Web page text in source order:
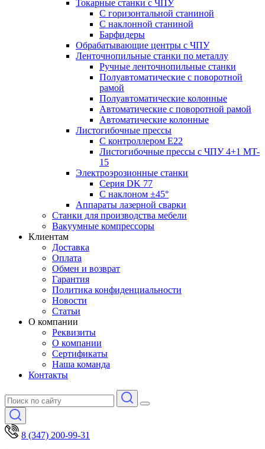
Токарные станки с ЧПУ
С горизонтальной станиной
С наклонной станиной
Барфидеры
Обрабатывающие центры с ЧПУ
Ленточнопильные станки по металлу
Ручные ленточнопильные станки
Полуавтоматические с поворотной
рамой
Полуавтоматические колонные
Автоматические с поворотной рамой
Автоматические колонные
Листогибочные прессы
С контроллером E22
Листогибочные прессы с ЧПУ 4+1 MT-
15
Электроэрозионные станки
Серия DK 77
С наклоном ±45°
Аппараты лазерной сварки
Станки для производства мебели
Вакуумные компрессоры
Клиентам
Доставка
Оплата
Обмен и возврат
Гарантия
Политика конфиденциальности
Новости
Статьи
О компании
Реквизиты
О компании
Сертификаты
Наша команда
Контакты
8 (347) 200-99-31